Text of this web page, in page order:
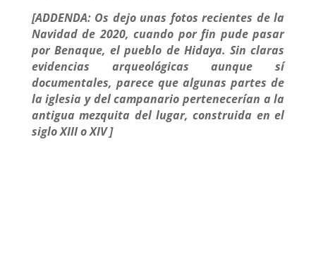
[ADDENDA: Os dejo unas fotos recientes de la
Navidad de 2020, cuando por fin pude pasar
por Benaque, el pueblo de Hidaya. Sin claras
evidencias arqueológicas aunque sí
documentales, parece que algunas partes de
la iglesia y del campanario pertenecerían a la
antigua mezquita del lugar, construida en el
siglo XIII o XIV ]